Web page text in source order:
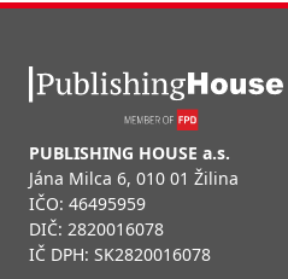
PUBLISHING HOUSE a.s.
Jána Milca 6, 010 01 Žilina
IČO: 46495959
DIČ: 2820016078
IČ DPH: SK2820016078